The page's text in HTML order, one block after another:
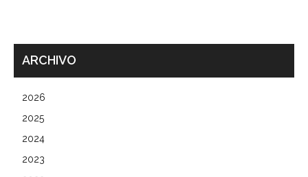
ARCHIVO
2026
2025
2024
2023